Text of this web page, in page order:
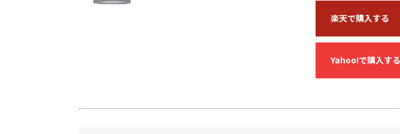
楽天で購入する
Yahoo!で購入する